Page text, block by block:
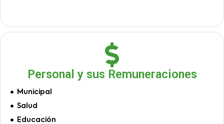
Personal y sus Remuneraciones
Municipal
Salud
Educación